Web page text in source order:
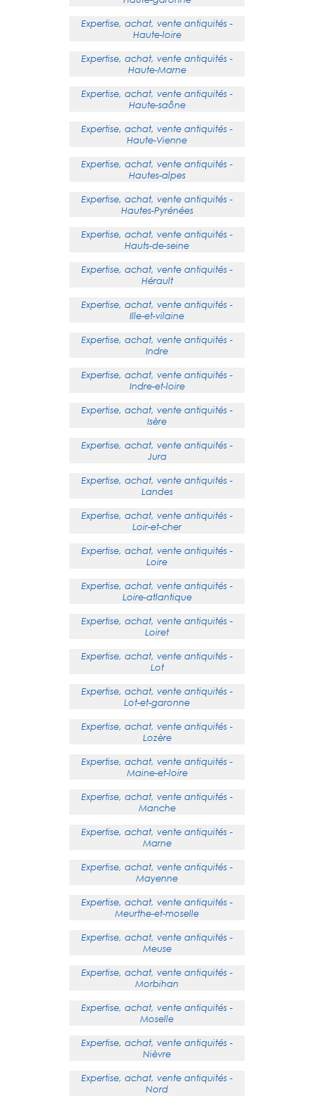
Expertise, achat, vente antiquités -
Haute-loire
Expertise, achat, vente antiquités -
Haute-Marne
Expertise, achat, vente antiquités -
Haute-saône
Expertise, achat, vente antiquités -
Haute-Vienne
Expertise, achat, vente antiquités -
Hautes-alpes
Expertise, achat, vente antiquités -
Hautes-Pyrénées
Expertise, achat, vente antiquités -
Hauts-de-seine
Expertise, achat, vente antiquités -
Hérault
Expertise, achat, vente antiquités -
Ille-et-vilaine
Expertise, achat, vente antiquités -
Indre
Expertise, achat, vente antiquités -
Indre-et-loire
Expertise, achat, vente antiquités -
Isère
Expertise, achat, vente antiquités -
Jura
Expertise, achat, vente antiquités -
Landes
Expertise, achat, vente antiquités -
Loir-et-cher
Expertise, achat, vente antiquités -
Loire
Expertise, achat, vente antiquités -
Loire-atlantique
Expertise, achat, vente antiquités -
Loiret
Expertise, achat, vente antiquités -
Lot
Expertise, achat, vente antiquités -
Lot-et-garonne
Expertise, achat, vente antiquités -
Lozère
Expertise, achat, vente antiquités -
Maine-et-loire
Expertise, achat, vente antiquités -
Manche
Expertise, achat, vente antiquités -
Marne
Expertise, achat, vente antiquités -
Mayenne
Expertise, achat, vente antiquités -
Meurthe-et-moselle
Expertise, achat, vente antiquités -
Meuse
Expertise, achat, vente antiquités -
Morbihan
Expertise, achat, vente antiquités -
Moselle
Expertise, achat, vente antiquités -
Nièvre
Expertise, achat, vente antiquités -
Nord